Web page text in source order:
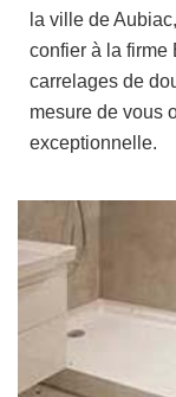
la ville de
confier à la firme
carrelages de
mesure de vous
exceptionnelle.